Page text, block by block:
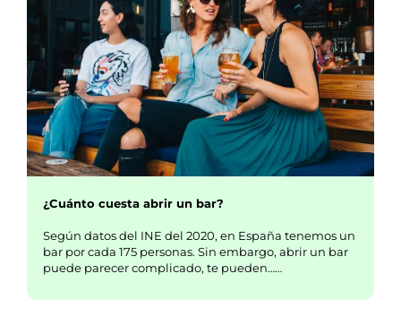
¿Cuánto cuesta abrir un bar?
Según datos del INE del 2020, en España tenemos un
bar por cada 175 personas. Sin embargo, abrir un bar
puede parecer complicado, te pueden……